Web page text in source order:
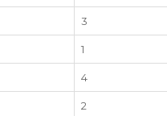
3
1
4
2